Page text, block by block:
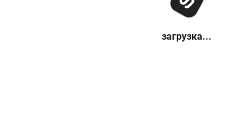
загрузка...